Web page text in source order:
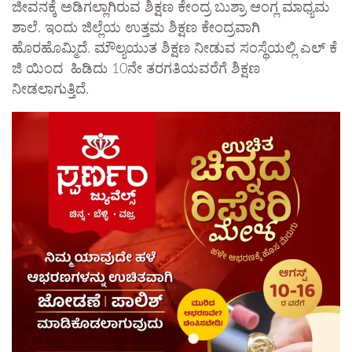
ಜೀವನಕ್ಕೆ ಅಡಿಗಲ್ಲಾಗಿರುವ ಶಿಕ್ಷಣ ಕೇಂದ್ರ ಬುಶ್ರಾ ಆಂಗ್ಲ ಮಾಧ್ಯಮ
ಶಾಲೆ. ಇಂದು ಜಿಲ್ಲೆಯ ಉತ್ತಮ ಶಿಕ್ಷಣ ಕೇಂದ್ರವಾಗಿ
ಹೊರಹೊಮ್ಮಿದೆ. ಮೌಲ್ಯಯುತ ಶಿಕ್ಷಣ ನೀಡುವ ಸಂಸ್ಥೆಯಲ್ಲಿ ಎಲ್ ಕೆ
ಜಿ ಯಿಂದ ಹಿಡಿದು 10ನೇ ತರಗತಿಯವರೆಗೆ ಶಿಕ್ಷಣ
ನೀಡಲಾಗುತ್ತಿದೆ.